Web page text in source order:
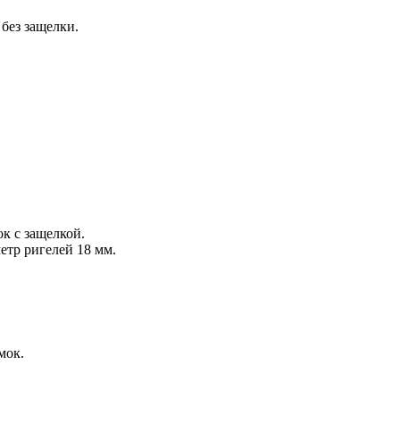
защелки.
с защелкой.
ригелей 18 мм.